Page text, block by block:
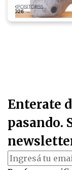
Enterate
pasando.